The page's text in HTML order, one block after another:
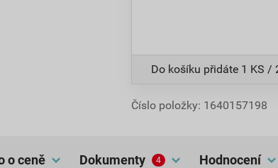
Do košíku přidáte 1 KS /
Číslo položky: 1640157198
o ceně dokumenty 4 hodnocení